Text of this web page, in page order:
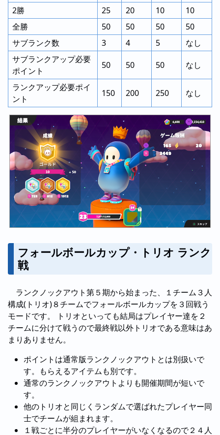
2勝
25 20 10
10
全勝
50 50 50
50
サブランク数
3 4 5
なし
サブランクアップ必要
ポイント
50 50 50 なし
ランクアップ必要ポイ
ント
150 200 250 なし
フォールボールカップ・トリオ ランク
戦
ランクノックアウト第５期から始まった、１チーム３人
構成(トリオ)８チームでフォールボールカップを３回戦う
モードです。 トリオといっても結局はプレイヤー達を２
チームに分けて戦うので最終戦以外トリオである意味はあ
まりありません。
ポイントは通常版ランクノックアウトとは別扱いで
す。もらえるアイテムも別です。
通常のランクノックアウトよりも開催期間が短いで
す。
他のトリオと同じくランダムで選ばれたプレイヤー同
士でチームが組まれます。
１戦ごとに半分のプレイヤーがいなくなるので２４人